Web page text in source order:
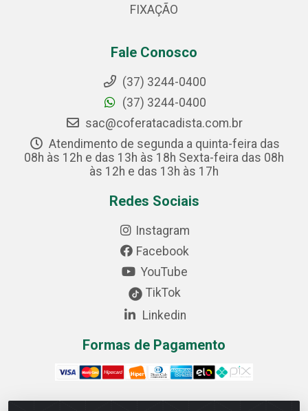
FIXAÇÃO
Fale Conosco
(37) 3244-0400
(37) 3244-0400
sac@coferatacadista.com.br
Atendimento de segunda a quinta-feira das
08h às 12h e das 13h às 18h Sexta-feira das 08h
às 12h e das 13h às 17h
Redes Sociais
Instagram
Facebook
YouTube
TikTok
Linkedin
Formas de Pagamento